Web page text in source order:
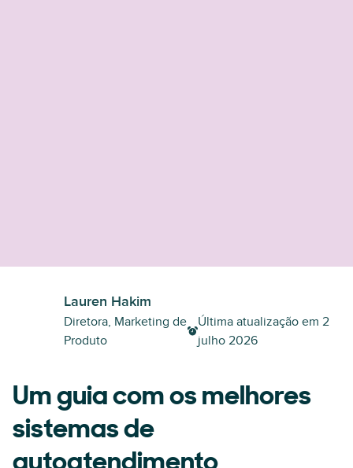
Lauren Hakim
Diretora, Marketing de
Produto
Última atualização em 2
julho 2026
Um guia com os melhores
sistemas de